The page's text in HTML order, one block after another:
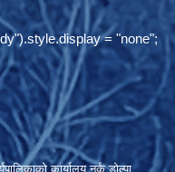
= "none";
कार्यालय,नर्कु,डोल्पा